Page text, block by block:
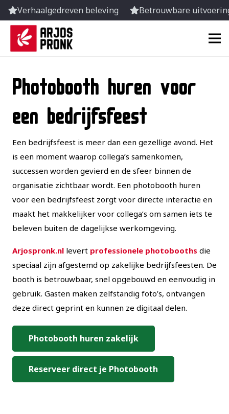
Verhaalgedreven beleving Betrouwbare
Photobooth huren voor
een bedrijfsfeest
Een bedrijfsfeest is meer dan een gezellige avond. Het
is een moment waarop collega’s samenkomen,
successen worden gevierd en de sfeer binnen de
organisatie zichtbaar wordt. Een photobooth huren
voor een bedrijfsfeest zorgt voor directe interactie en
maakt het makkelijker voor collega’s om samen iets te
beleven buiten de dagelijkse werkomgeving.
Arjospronk.nl levert professionele photobooths die
speciaal zijn afgestemd op zakelijke bedrijfsfeesten. De
booth is betrouwbaar, snel opgebouwd en eenvoudig in
gebruik. Gasten maken zelfstandig foto’s, ontvangen
deze direct geprint en kunnen ze digitaal delen.
Photobooth huren zakelijk
Reserveer direct je Photobooth